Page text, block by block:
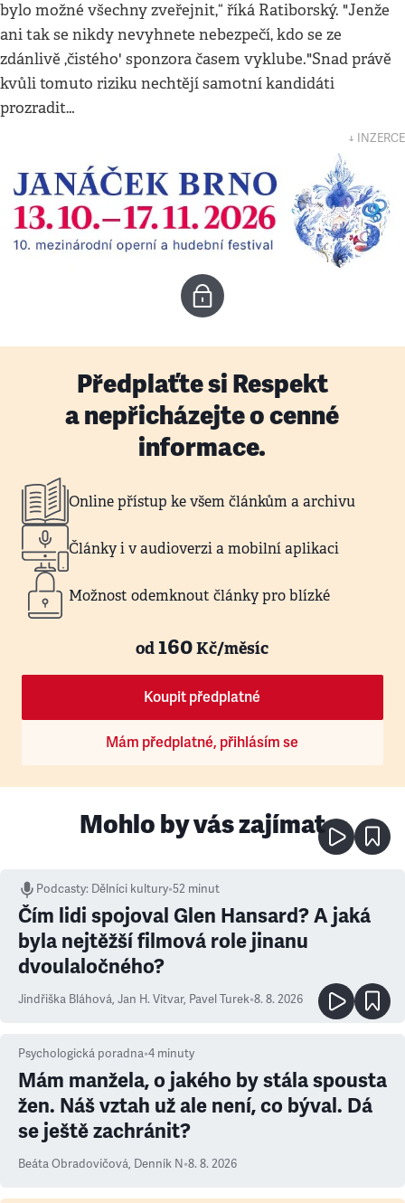
bylo možné všechny zveřejnit,“ říká Ratiborský. "Jenže
ani tak se nikdy nevyhnete nebezpečí, kdo se ze
zdánlivě ,čistého' sponzora časem vyklube."Snad právě
kvůli tomuto riziku nechtějí samotní kandidáti
prozradit…
↓ INZERCE
Předplaťte si Respekt
a nepřicházejte o cenné
informace.
Online přístup ke všem článkům a archivu
Články i v audioverzi a mobilní aplikaci
Možnost odemknout články pro blízké
od160Kč/měsíc
Koupit předplatné
Mám předplatné, přihlásím se
Mohlo by vás zajímat
Podcasty: Dělníci kultury•52 minut
Čím lidi spojoval Glen Hansard? A jaká
byla nejtěžší filmová role jinanu
dvoulaločného?
Jindřiška Bláhová, Jan H. Vitvar, Pavel Turek•8. 8. 2026
Psychologická poradna•4 minuty
Mám manžela, o jakého by stála spousta
žen. Náš vztah už ale není, co býval. Dá
se ještě zachránit?
Beáta Obradovičová, Denník N•8. 8. 2026